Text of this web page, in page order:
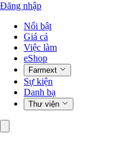
Đăng nhập
Nổi bật
Giá cả
Việc làm
eShop
Farmext
Sự kiện
Danh bạ
Thư viện